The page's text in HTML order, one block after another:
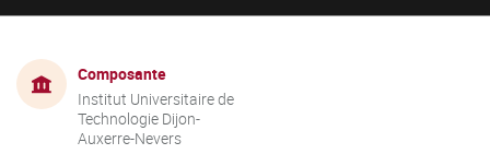
Composante
Institut Universitaire de
Technologie Dijon-
Auxerre-Nevers